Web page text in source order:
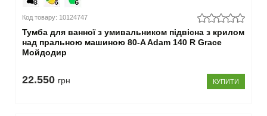
Код товару: 10124747
Тумба для ванної з умивальником підвісна з крилом
над пральною машиною 80-A Adam 140 R Grace
Мойдодир
22.550 грн КУПИТИ